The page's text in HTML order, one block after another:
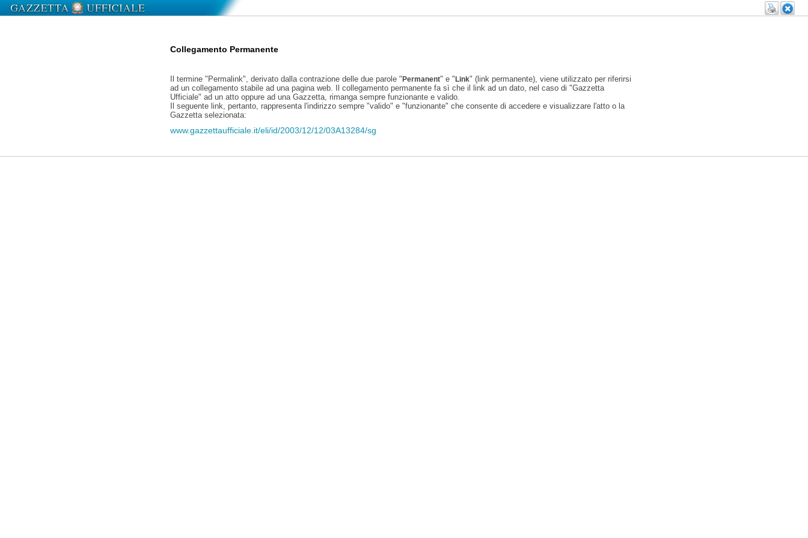
Collegamento Permanente
Il termine "Permalink", derivato dalla contrazione delle due parole "Permanent" e "Link" (link permanente), viene utilizzato per riferirsi
ad un collegamento stabile ad una pagina web. Il collegamento permanente fa sì che il link ad un dato, nel caso di "Gazzetta
Ufficiale" ad un atto oppure ad una Gazzetta, rimanga sempre funzionante e valido.
Il seguente link, pertanto, rappresenta l'indirizzo sempre "valido" e "funzionante" che consente di accedere e visualizzare l'atto o la
Gazzetta selezionata:
www.gazzettaufficiale.it/eli/id/2003/12/12/03A13284/sg